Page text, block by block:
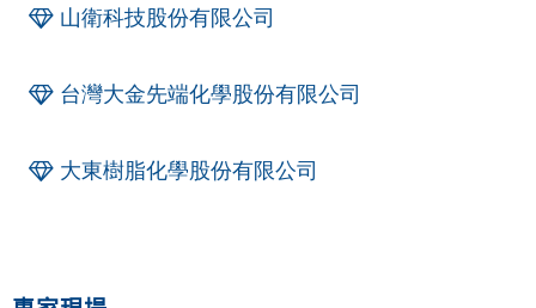
山衛科技股份有限公司
台灣大金先端化學股份有限公司
大東樹脂化學股份有限公司